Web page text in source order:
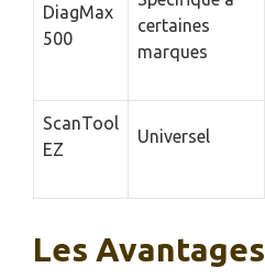
DiagMax
500
certaines
marques
ScanTool
EZ
Universel
Les